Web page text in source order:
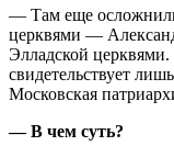
— Там еще
церквями —
Элладской
свидетельствует
Московская
— В чем суть?